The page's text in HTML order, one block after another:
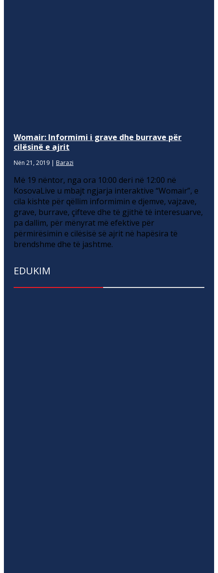
Womair: Informimi i grave dhe burrave për
cilësinë e ajrit
Nën 21, 2019 | Barazi
Më 19 nëntor, nga ora 10:00 deri në 12:00 në
KosovaLive u mbajt ngjarja interaktive “Womair”, e
cila kishte për qëllim informimin e djemve, vajzave,
grave, burrave, çifteve dhe të gjithë të interesuarve,
pa dallim, për mënyrat më efektive për
përmirësimin e cilësisë së ajrit në hapësira të
brendshme dhe të jashtme.
EDUKIM